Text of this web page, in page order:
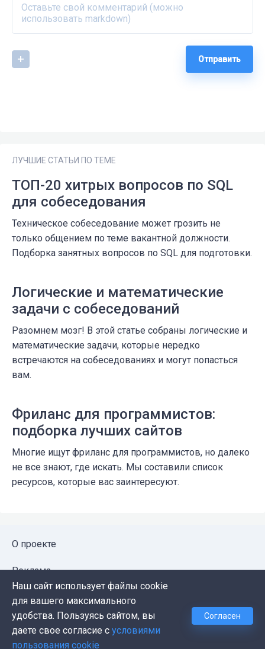
Отправить
ЛУЧШИЕ СТАТЬИ ПО ТЕМЕ
ТОП-20 хитрых вопросов по SQL
для собеседования
Техническое собеседование может грозить не
только общением по теме вакантной должности.
Подборка занятных вопросов по SQL для подготовки.
Логические и математические
задачи с собеседований
Разомнем мозг! В этой статье собраны логические и
математические задачи, которые нередко
встречаются на собеседованиях и могут попасться
вам.
Фриланс для программистов:
подборка лучших сайтов
Многие ищут фриланс для программистов, но далеко
не все знают, где искать. Мы составили список
ресурсов, которые вас заинтересуют.
О проекте
Реклама
Публичная оферта
Политика конфиденциальности
Наш сайт использует файлы cookie
для вашего максимального
удобства. Пользуясь сайтом, вы
даете свое согласие с условиями
пользования cookie
Согласен